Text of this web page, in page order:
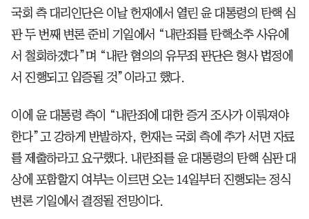
국회 측 대리인단은 이날 헌재에서 열린 윤 대통령의 탄핵 심
판 두 번째 변론 준비 기일에서 “내란죄를 탄핵소추 사유에
서 철회하겠다”며 “내란 혐의의 유무죄 판단은 형사 법정에
서 진행되고 입증될 것”이라고 했다.
이에 윤 대통령 측이 “내란죄에 대한 증거 조사가 이뤄져야
한다”고 강하게 반발하자, 헌재는 국회 측에 추가 서면 자료
를 제출하라고 요구했다. 내란죄를 윤 대통령의 탄핵 심판 대
상에 포함할지 여부는 이르면 오는 14일부터 진행되는 정식
변론 기일에서 결정될 전망이다.